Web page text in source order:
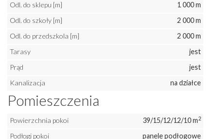
Odl. do sklepu [m]
1 000 m
Odl. do szkoły [m]
2 000 m
Odl. do przedszkola [m]
2 000 m
Tarasy
jest
Prąd
jest
Kanalizacja
na działce
Pomieszczenia
Powierzchnia pokoi 39/15/12/12/10 m2
Podłogi pokoi
panele podłogowe